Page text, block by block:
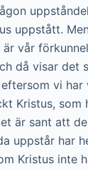
uppstått.
vår
då visar det
vi
Kristus, som
är sant att
uppstår har
Kristus inte